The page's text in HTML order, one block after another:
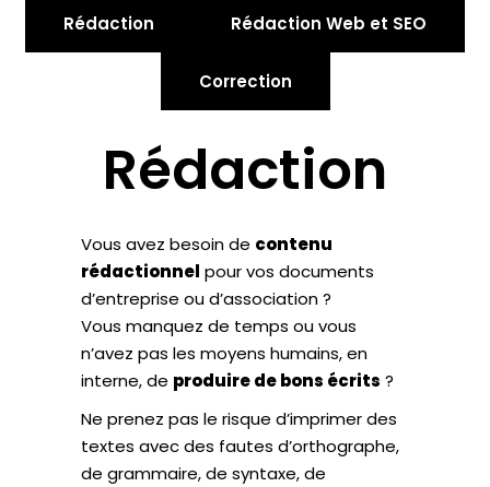
Rédaction Rédaction Web et SEO
Correction
Rédaction
Vous avez besoin de contenu
rédactionnel pour vos documents
d’entreprise ou d’association ?
Vous manquez de temps ou vous
n’avez pas les moyens humains, en
interne, de produire de bons écrits ?
Ne prenez pas le risque d’imprimer des
textes avec des fautes d’orthographe,
de grammaire, de syntaxe, de